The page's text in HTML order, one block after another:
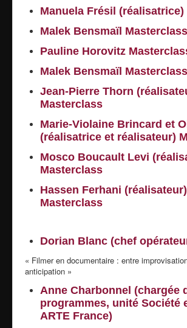
Manuela Frésil (réalisatrice)
Malek Bensmaïl Masterclass
Pauline Horovitz
Malek Bensmaïl Masterclass
Jean-Pierre Thorn
Masterclass
Marie-Violaine Brincard et
(réalisatrice et réalisateur)
Mosco Boucault Levi
Masterclass
Hassen Ferhani (réalisateur)
Masterclass
Dorian Blanc (chef
« Filmer en documentaire : entre
anticipation »
Anne Charbonnel (chargée
programmes, unité Société
ARTE France)